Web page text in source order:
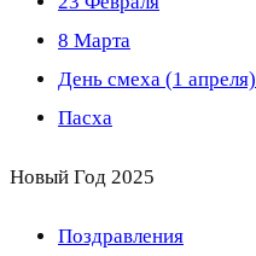
8 Марта
День смеха (1 апреля)
Пасха
Новый Год 2025
Поздравления